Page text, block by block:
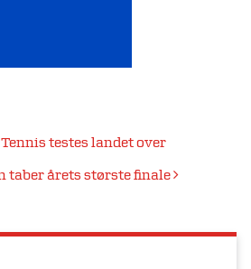
testes landet over
taber årets største finale